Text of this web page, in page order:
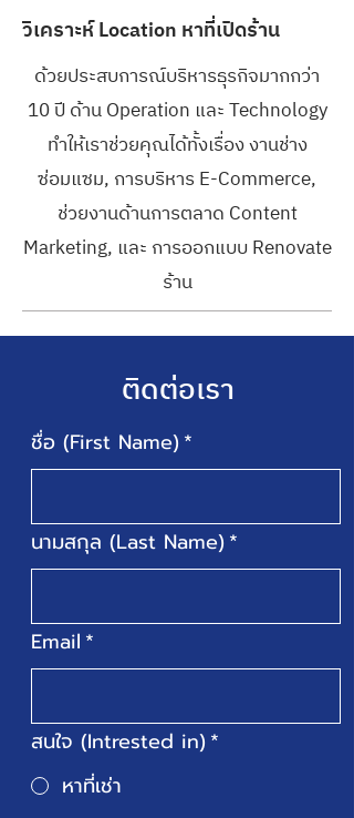
วิเคราะห์ Location หาที่เปิดร้าน
ด้วยประสบการณ์บริหารธุรกิจมากกว่า
10 ปี ด้าน Operation และ Technology
ทำให้เราช่วยคุณได้ทั้งเรื่อง งานช่าง
ซ่อมแซม, การบริหาร E-Commerce,
ช่วยงานด้านการตลาด Content
Marketing, และ การออกแบบ Renovate
ร้าน
ติดต่อเรา
ชื่อ (First Name) *
นามสกุล (Last Name) *
Email *
สนใจ (Intrested in) *
หาที่เช่า